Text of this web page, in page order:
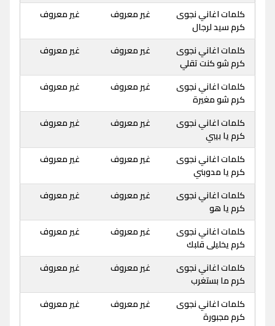
كلمات اغاني نجوى
كرم سيد لرجال
غير معروف غير معروف
كلمات اغاني نجوى
كرم شو كنت تقلي
غير معروف غير معروف
كلمات اغاني نجوى
كرم شو مغيرة
غير معروف غير معروف
كلمات اغاني نجوى
كرم يا بيبي
غير معروف غير معروف
كلمات اغاني نجوى
كرم يا مدوبني
غير معروف غير معروف
كلمات اغاني نجوى
كرم يا هو
غير معروف غير معروف
كلمات اغاني نجوى
كرم يخليلى قلبك
غير معروف غير معروف
كلمات اغاني نجوى
كرم ما بستغرب
غير معروف غير معروف
كلمات اغاني نجوى
كرم مجبورة
غير معروف غير معروف